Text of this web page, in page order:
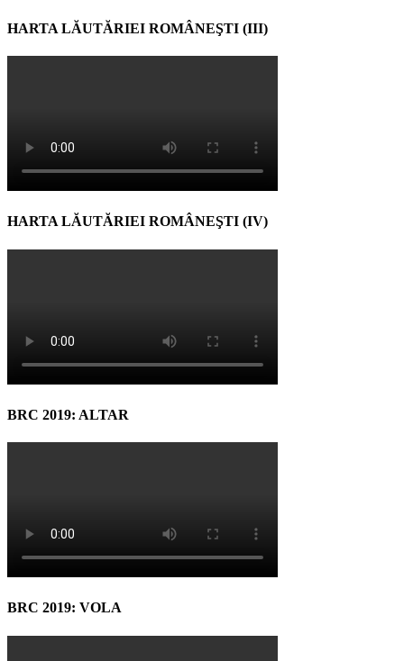
HARTA LĂUTĂRIEI ROMÂNEŞTI (III)
HARTA LĂUTĂRIEI ROMÂNEŞTI (IV)
BRC 2019: ALTAR
BRC 2019: VOLA